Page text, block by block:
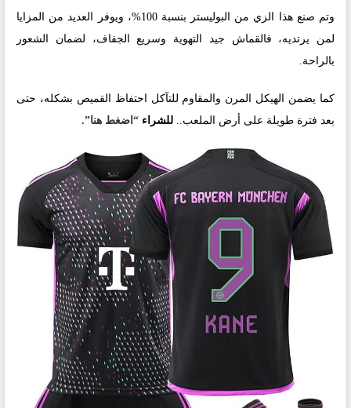
وتم صنع هذا الزي من البوليستر بنسبة 100%، ويوفر العديد من المزايا
لمن يرتديه، فالقماش جيد التهوية وسريع الجفاف، لضمان الشعور
بالراحة.
كما يضمن الهيكل المرن والمقاوم للتآكل احتفاظ القميص بشكله، حتى
بعد فترة طويلة على أرض الملعب..
للشراء “اضغط هنا”.